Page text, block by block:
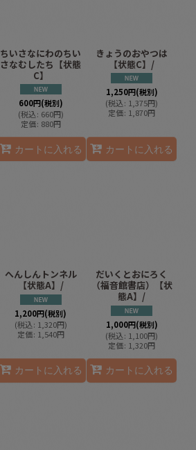
ちいさなにわのちい
さなむしたち【状態
C】
600円(税別)
(税込: 660円)
定価: 880円
カートに入れる
きょうのおやつは
【状態C】/
1,250円(税別)
(税込: 1,375円)
定価: 1,870円
カートに入れる
へんしんトンネル
【状態A】/
1,200円(税別)
(税込: 1,320円)
定価: 1,540円
カートに入れる
だいくとおにろく
（福音館書店）【状
態A】/
1,000円(税別)
(税込: 1,100円)
定価: 1,320円
カートに入れる